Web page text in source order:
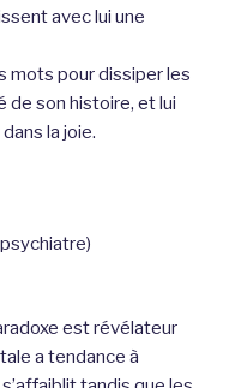
avec lui une
mots pour dissiper les
de son histoire, et lui
la joie.
est révélateur
a tendance à